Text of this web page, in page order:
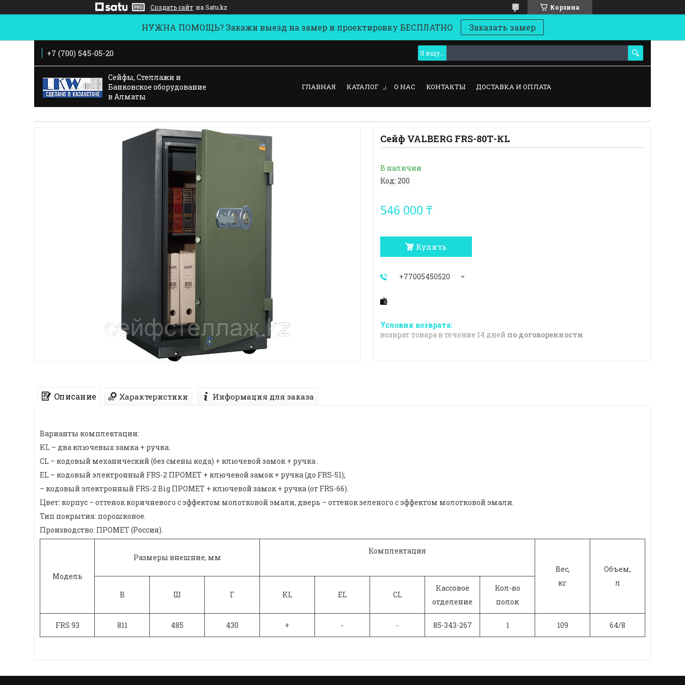
Создать сайт на Satu.kz Корзина
НУЖНА ПОМОЩЬ? Закажи выезд на замер и проектировку БЕСПЛАТНО Заказать замер
+7 (700) 545-05-20
Сейфы, Стеллажи и
Банковское оборудование
в Алматы
ГЛАВНАЯ КАТАЛОГ О НАС КОНТАКТЫ ДОСТАВКА И ОПЛАТА
Сейф VALBERG FRS-80Т-КL
В наличии
Код: 200
546 000 ₸
Купить
+77005450520
возврат товара в течение 14 дней по договоренности
Описание Характеристики Информация для заказа
Варианты комплектации:
KL – два ключевых замка + ручка.
CL – кодовый механический (без смены кода) + ключевой замок + ручка .
EL – кодовый электронный FRS-2 ПРОМЕТ + ключевой замок + ручка (до FRS-51);
– кодовый электронный FRS-2 Big ПРОМЕТ + ключевой замок + ручка (от FRS-66).
Цвет: корпус – оттенок коричневого с эффектом молотковой эмали, дверь – оттенок зеленого с эффектом молотковой эмали.
Тип покрытия: порошковое.
Производство: ПРОМЕТ (Россия).
Модель
Размеры внешние, мм
Комплектация
Вес,
кг
Объем,
л
В
Ш Г KL EL CL
Кассовое
отделение
Кол-во
полок
FRS 93 811 485 430 + - - 85-343-267 1 109 64/8